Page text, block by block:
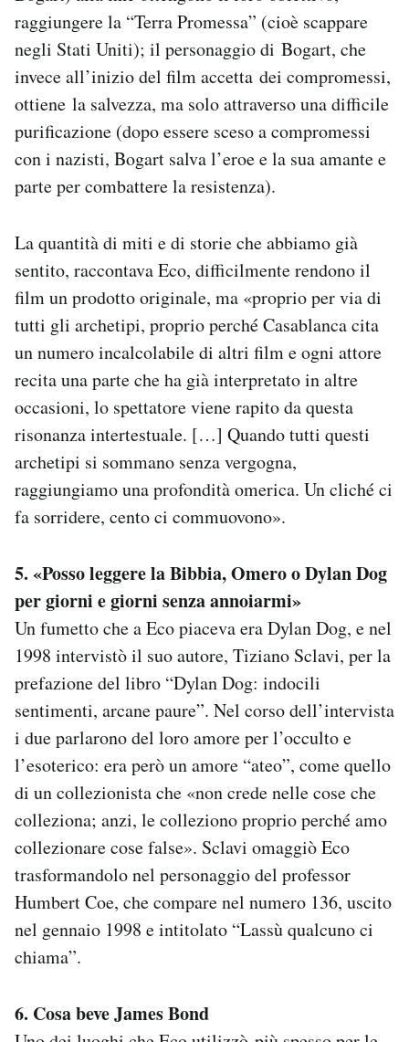
raggiungere la “Terra Promessa” (cioè scappare
negli Stati Uniti); il personaggio di Bogart, che
invece all’inizio del film accetta dei compromessi,
ottiene la salvezza, ma solo attraverso una difficile
purificazione (dopo essere sceso a compromessi
con i nazisti, Bogart salva l’eroe e la sua amante e
parte per combattere la resistenza).
La quantità di miti e di storie che abbiamo già
sentito, raccontava Eco, difficilmente rendono il
film un prodotto originale, ma «proprio per via di
tutti gli archetipi, proprio perché Casablanca cita
un numero incalcolabile di altri film e ogni attore
recita una parte che ha già interpretato in altre
occasioni, lo spettatore viene rapito da questa
risonanza intertestuale. […] Quando tutti questi
archetipi si sommano senza vergogna,
raggiungiamo una profondità omerica. Un cliché ci
fa sorridere, cento ci commuovono».
5. «Posso leggere la Bibbia, Omero o Dylan Dog
per giorni e giorni senza annoiarmi»
Un fumetto che a Eco piaceva era Dylan Dog, e nel
1998 intervistò il suo autore, Tiziano Sclavi, per la
prefazione del libro “Dylan Dog: indocili
sentimenti, arcane paure”. Nel corso dell’intervista
i due parlarono del loro amore per l’occulto e
l’esoterico: era però un amore “ateo”, come quello
di un collezionista che «non crede nelle cose che
colleziona; anzi, le colleziono proprio perché amo
collezionare cose false». Sclavi omaggiò Eco
trasformandolo nel personaggio del professor
Humbert Coe, che compare nel numero 136, uscito
nel gennaio 1998 e intitolato “Lassù qualcuno ci
chiama”.
6. Cosa beve James Bond